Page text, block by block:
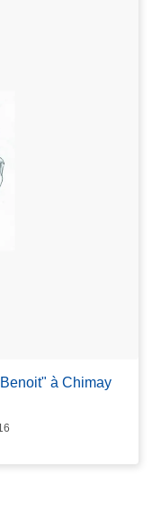
à Chimay